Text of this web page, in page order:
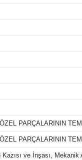
PARÇALARININ
PARÇALARININ
Kazısı ve İnşası,